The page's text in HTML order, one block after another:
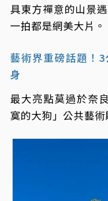
具東方禪意的山景
一拍都是網美大片。
藝術界重磅話題！
身
最大亮點莫過於奈
寞的大狗」公共藝術